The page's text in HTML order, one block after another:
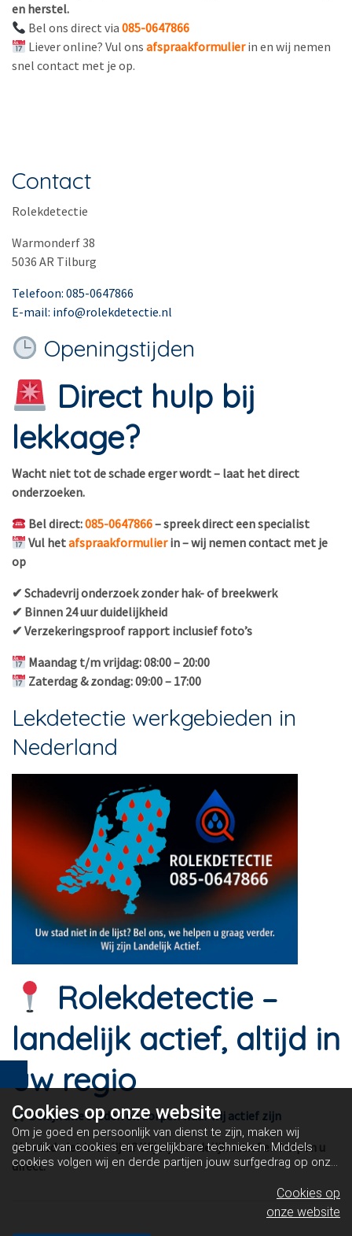
en herstel.
Bel ons direct via085-0647866
Liever online? Vul onsafspraakformulierin en wij nemen
snel contact met je op.
Contact
Rolekdetectie
Warmonderf 38
5036 AR Tilburg
Telefoon: 085-0647866
E-mail: info@rolekdetectie.nl
Openingstijden
Direct hulp bij
lekkage?
Wacht niet tot de schade erger wordt – laat het direct
onderzoeken.
Bel direct:085-0647866– spreek direct een specialist
Vul hetafspraakformulierin – wij nemen contact met je
op
✔ Schadevrij onderzoek zonder hak- of breekwerk
✔ Binnen 24 uur duidelijkheid
✔ Verzekeringsproof rapport inclusief foto’s
Maandag t/m vrijdag: 08:00 – 20:00
Zaterdag & zondag: 09:00 – 17:00
Lekdetectie werkgebieden in
Nederland
Rolekdetectie –
landelijk actief, altijd in
uw regio
Bekijk alle steden en dorpen waar wij actief zijn
Uw stad niet in de lijst? Wij zijn landelijk actief en helpen u
direct.
Cookies oponze website
Om je goed en persoonlijk van dienst te zijn, maken wij
gebruik van cookies en vergelijkbare technieken. Middels
cookies volgen wij en derde partijen jouw surfgedrag op onze
en dit maakt het voor jou mogelijk om informatie te delen via
Cookies op
onze website